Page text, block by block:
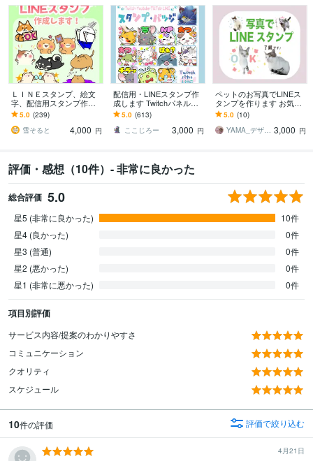
ＬＩＮＥスタンプ、絵文
字、配信用スタンプ作成
します かわいい系からシ
ュール系まで様々な絵柄
に対応いたします
5.0 (239)
雪そると
4,000 円
配信用・LINEスタンプ作
成します Twitchパネルも
対応しています！
5.0 (613)
ここじろー
3,000 円
ペットのお写真でLINEス
タンプを作ります お気に
入りの写真をLINEスタン
プに！
5.0 (10)
YAMA_デザイン 3,000 円
評価・感想（10件）- 非常に良かった
総合評価 5.0
星5 (非常に良かった)
10件
星4 (良かった)
0件
星3 (普通)
0件
星2 (悪かった)
0件
星1 (非常に悪かった)
0件
項目別評価
サービス内容/提案のわかりやすさ
コミュニケーション
クオリティ
スケジュール
10件の評価 評価で絞り込む
4月21日